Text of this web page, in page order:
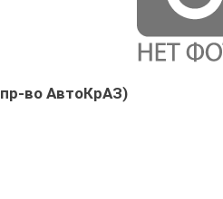
во АвтоКрАЗ)